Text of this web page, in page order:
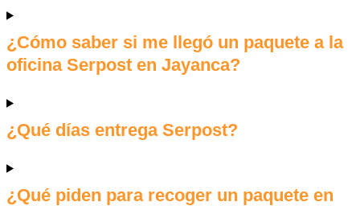
¿Cómo saber si me llegó un paquete a la
oficina Serpost en Jayanca?
¿Qué días entrega Serpost?
¿Qué piden para recoger un paquete en